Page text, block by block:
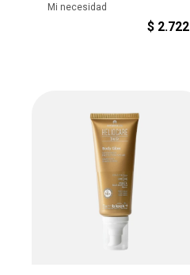
Mi necesidad
$ 2.722